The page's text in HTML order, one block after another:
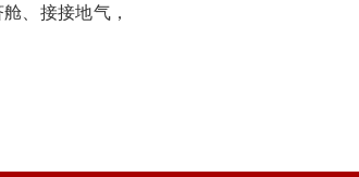
、接接地气，